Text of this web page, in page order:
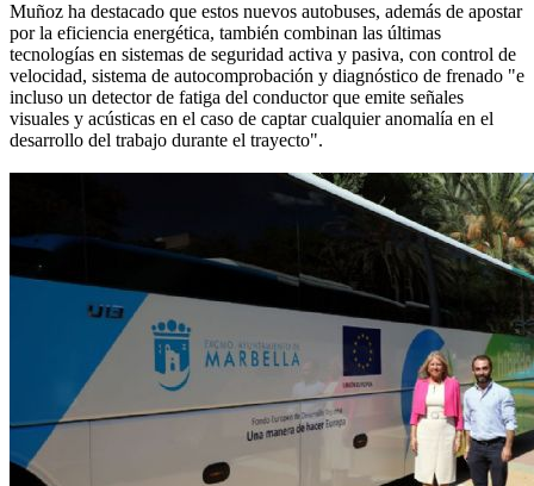
Muñoz ha destacado que estos nuevos autobuses, además de apostar
por la eficiencia energética, también combinan las últimas
tecnologías en sistemas de seguridad activa y pasiva, con control de
velocidad, sistema de autocomprobación y diagnóstico de frenado "e
incluso un detector de fatiga del conductor que emite señales
visuales y acústicas en el caso de captar cualquier anomalía en el
desarrollo del trabajo durante el trayecto".